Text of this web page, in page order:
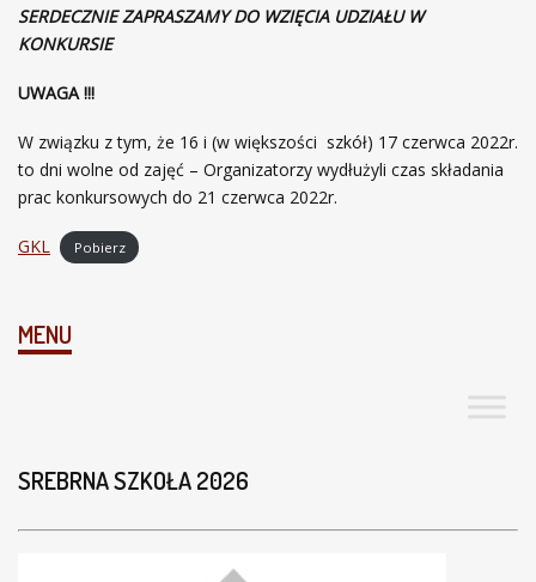
SERDECZNIE ZAPRASZAMY DO WZIĘCIA UDZIAŁU W
KONKURSIE
UWAGA !!!
W związku z tym, że 16 i (w większości szkół) 17 czerwca 2022r.
to dni wolne od zajęć – Organizatorzy wydłużyli czas składania
prac konkursowych do 21 czerwca 2022r.
GKL Pobierz
MENU
SREBRNA SZKOŁA 2026